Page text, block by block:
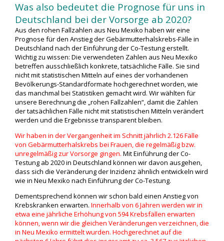
Was also bedeutet die Prognose für uns in
Deutschland bei der Vorsorge ab 2020?
Aus den rohen Fallzahlen aus Neu Mexiko haben wir eine
Prognose für den Anstieg der Gebärmutterhalskrebs-Fälle in
Deutschland nach der Einführung der Co-Testung erstellt.
Wichtig zu wissen: Die verwendeten Zahlen aus Neu Mexiko
betreffen ausschließlich konkrete, tatsächliche Fälle. Sie sind
nicht mit statistischen Mitteln auf eines der vorhandenen
Bevölkerungs-Standardformate hochgerechnet worden, wie
das manchmal bei Statistiken gemacht wird. Wir wählten für
unsere Berechnung die „rohen Fallzahlen“, damit die Zahlen
der tatsächlichen Fälle nicht mit statistischen Mitteln verändert
werden und die Ergebnisse transparent bleiben.
Wir haben in der Vergangenheit im Schnitt jährlich 2.126 Fälle
von Gebärmutterhalskrebs bei Frauen, die regelmäßig bzw.
unregelmäßig zur Vorsorge gingen. Mit Einführung der Co-
Testung ab 2020 in Deutschland können wir davon ausgehen,
dass sich die Veränderung der Inzidenz ähnlich entwickeln wird
wie in Neu Mexiko nach Einführung der Co-Testung.
Dementsprechend können wir schon bald einen Anstieg von
Krebskranken erwarten. Innerhalb von 6 Jahren werden wir in
etwa eine jährliche Erhöhung von 594 Krebsfällen erwarten
können, wenn wir die gleichen Veränderungen verzeichnen, die
in Neu Mexiko ermittelt wurden. Hochgerechnet auf die